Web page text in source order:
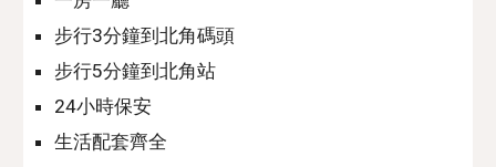
步行3分鐘到北角碼頭
步行5分鐘到北角站
24小時保安
生活配套齊全